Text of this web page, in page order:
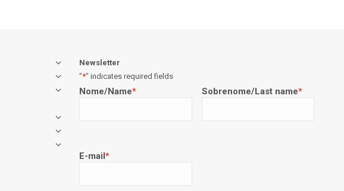
Newsletter
"*" indicates required fields
Nome/Name* Sobrenome/Last name*
E-mail*